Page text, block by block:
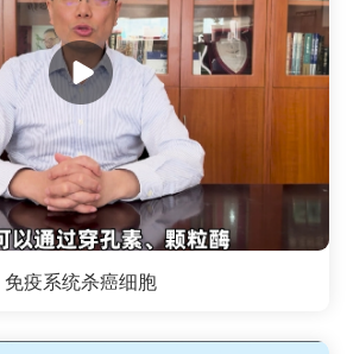
免疫系统杀癌细胞